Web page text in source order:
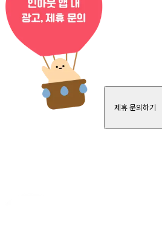
제휴 문의하기